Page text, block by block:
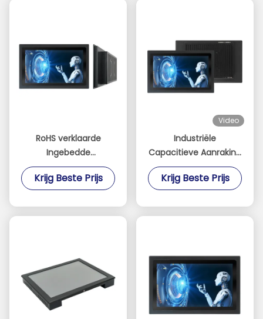
RoHS verklaarde
Ingebedde
Aanrakingscomité PC
met 2xUSB 3,0 I/O
Krijg Beste Prijs
Video
Industriële
Capacitieve Aanraking
Ontworpen Comité PC
met de Opslag van
Krijg Beste Prijs